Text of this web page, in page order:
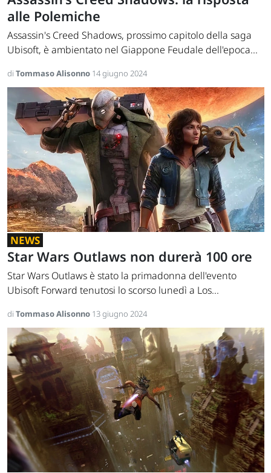
alle Polemiche
Assassin's Creed Shadows, prossimo capitolo della saga
Ubisoft, è ambientato nel Giappone Feudale dell'epoca...
di Tommaso Alisonno 14 giugno 2024
NEWS
Star Wars Outlaws non durerà 100 ore
Star Wars Outlaws è stato la primadonna dell'evento
Ubisoft Forward tenutosi lo scorso lunedì a Los...
di Tommaso Alisonno 13 giugno 2024